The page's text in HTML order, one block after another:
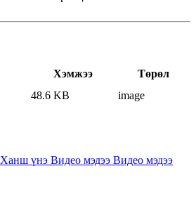
Хэмжээ
Төрөл
48.6 KB image
Ханш үнэ Видео мэдээ Видео мэдээ